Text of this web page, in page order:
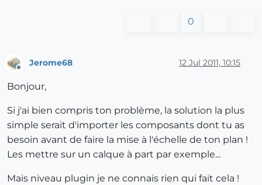
0
Jerome68 12 Jul 2011, 10:15
Bonjour,
Si j'ai bien compris ton problème, la solution la plus
simple serait d'importer les composants dont tu as
besoin avant de faire la mise à l'échelle de ton plan !
Les mettre sur un calque à part par exemple...
Mais niveau plugin je ne connais rien qui fait cela !